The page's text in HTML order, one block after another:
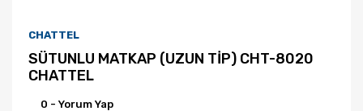
CHATTEL
SÜTUNLU MATKAP (UZUN TİP) CHT-8020
CHATTEL
0 - Yorum Yap